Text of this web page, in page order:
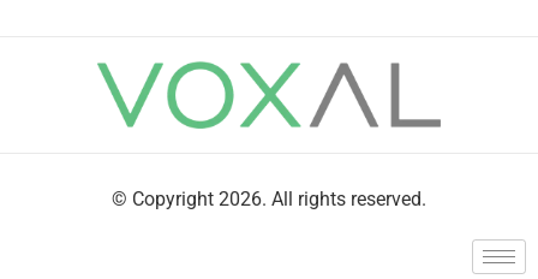
© Copyright 2026. All rights reserved.